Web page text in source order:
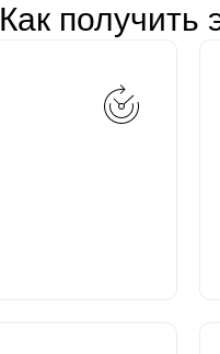
Как получить